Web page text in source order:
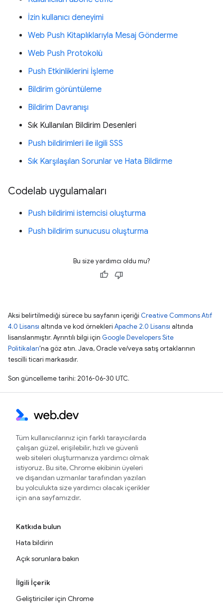
İzin kullanıcı deneyimi
Web Push Kitaplıklarıyla Mesaj Gönderme
Web Push Protokolü
Push Etkinliklerini İşleme
Bildirim görüntüleme
Bildirim Davranışı
Sık Kullanılan Bildirim Desenleri
Push bildirimleri ile ilgili SSS
Sık Karşılaşılan Sorunlar ve Hata Bildirme
Codelab uygulamaları
Push bildirimi istemcisi oluşturma
Push bildirim sunucusu oluşturma
Bu size yardımcı oldu mu?
Aksi belirtilmediği sürece bu sayfanın içeriği Creative Commons Atıf
4.0 Lisansı altında ve kod örnekleri Apache 2.0 Lisansı altında
lisanslanmıştır. Ayrıntılı bilgi için Google Developers Site
Politikaları'na göz atın. Java, Oracle ve/veya satış ortaklarının
tescilli ticari markasıdır.
Son güncelleme tarihi: 2016-06-30 UTC.
Tüm kullanıcılarınız için farklı tarayıcılarda
çalışan güzel, erişilebilir, hızlı ve güvenli
web siteleri oluşturmanıza yardımcı olmak
istiyoruz. Bu site, Chrome ekibinin üyeleri
ve dışarıdan uzmanlar tarafından yazılan
bu yolculukta size yardımcı olacak içerikler
için ana sayfamızdır.
Katkıda bulun
Hata bildirin
Açık sorunlara bakın
İlgili İçerik
Geliştiriciler için Chrome